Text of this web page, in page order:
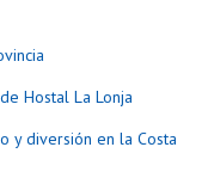
Hostal La Lonja
y diversión en la Costa